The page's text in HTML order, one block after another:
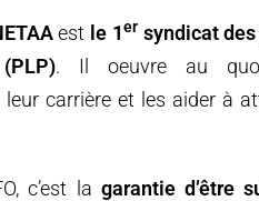
est le 1ersyndicat
. Il oeuvre au
carrière et les aider à
c’est la garantie d’être